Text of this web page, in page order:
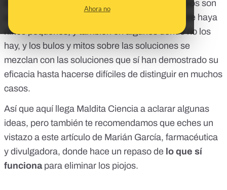
Ahora no
: los piojos son
un problema corriente en cualquier hogar donde haya
niños pequeños, y también en algunos donde no los
hay, y los bulos y mitos sobre las soluciones se
mezclan con las soluciones que sí han demostrado su
eficacia hasta hacerse difíciles de distinguir en muchos
casos.
Así que aquí llega Maldita Ciencia a aclarar algunas
ideas, pero también te recomendamos que eches un
vistazo a este artículo de Marián García, farmacéutica
y divulgadora, donde hace un repaso de lo que sí
funcionapara eliminar los piojos.